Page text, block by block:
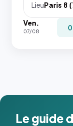
LieuParis 8
Ven.
07/08
Le guide